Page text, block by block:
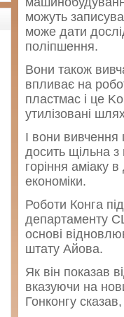
можуть
може дати
поліпшення.
Вони також
впливає на
пластмас і це
утилізовані
І вони вивчення
досить щільна з
горіння аміаку
економіки.
Роботи Конга
департаменту
основі
штату Айова.
Як він показав
вказуючи на
Гонконгу